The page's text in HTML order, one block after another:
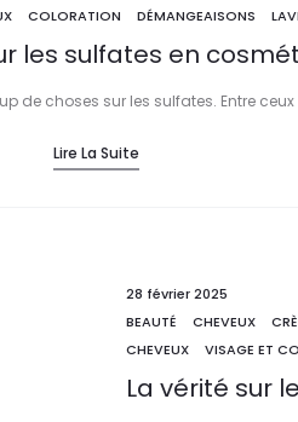
COLORATION DÉMANGEAISONS
les sulfates en
de choses sur les sulfates. Entre
Lire La Suite
28 février 2025
BEAUTÉ
CHEVEUX
CHEVEUX
VISAGE ET
La vérité sur